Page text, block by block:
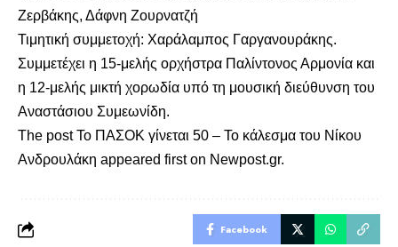
Ζερβάκης, Δάφνη Ζουρνατζή
Τιμητική συμμετοχή: Χαράλαμπος Γαργανουράκης.
Συμμετέχει η 15-μελής ορχήστρα Παλίντονος Αρμονία και
η 12-μελής μικτή χορωδία υπό τη μουσική διεύθυνση του
Αναστάσιου Συμεωνίδη.
The postΤο ΠΑΣΟΚ γίνεται 50 – Το κάλεσμα του Νίκου
Ανδρουλάκη appeared first on Newpost.gr.
Facebook